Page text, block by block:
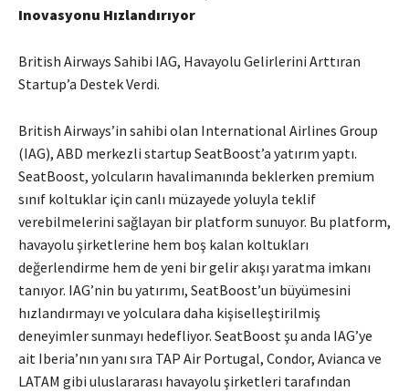
Inovasyonu Hızlandırıyor
British Airways Sahibi IAG, Havayolu Gelirlerini Arttıran
Startup’a Destek Verdi.
British Airways’in sahibi olan International Airlines Group
(IAG), ABD merkezli startup SeatBoost’a yatırım yaptı.
SeatBoost, yolcuların havalimanında beklerken premium
sınıf koltuklar için canlı müzayede yoluyla teklif
verebilmelerini sağlayan bir platform sunuyor. Bu platform,
havayolu şirketlerine hem boş kalan koltukları
değerlendirme hem de yeni bir gelir akışı yaratma imkanı
tanıyor. IAG’nin bu yatırımı, SeatBoost’un büyümesini
hızlandırmayı ve yolculara daha kişiselleştirilmiş
deneyimler sunmayı hedefliyor. SeatBoost şu anda IAG’ye
ait Iberia’nın yanı sıra TAP Air Portugal, Condor, Avianca ve
LATAM gibi uluslararası havayolu şirketleri tarafından